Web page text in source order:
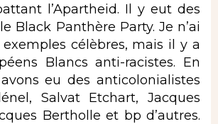
l’Apartheid. Il y eut des
Black Panthère Party. Je n’ai
célèbres, mais il y a
Blancs anti-racistes. En
eu des anticolonialistes
Salvat Etchart, Jacques
Bertholle et bp d’autres.